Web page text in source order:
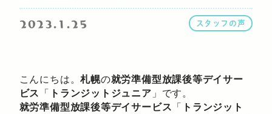
2023.1.25 スタッフの声
こんにちは。札幌の就労準備型放課後等デイサー
ビス 「 トランジットジュニア 」です。
就労準備型放課後等デイサービス 「 トランジット